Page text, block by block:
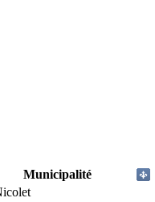
Municipalité